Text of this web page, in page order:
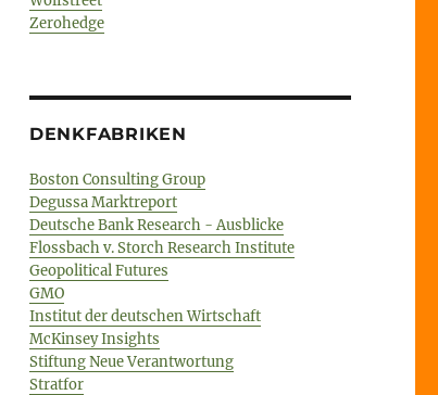
Zerohedge
DENKFABRIKEN
Boston Consulting Group
Degussa Marktreport
Deutsche Bank Research - Ausblicke
Flossbach v. Storch Research Institute
Geopolitical Futures
GMO
Institut der deutschen Wirtschaft
McKinsey Insights
Stiftung Neue Verantwortung
Stratfor